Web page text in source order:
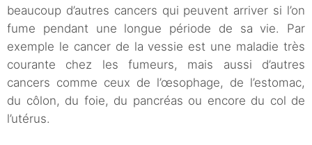
beaucoup d’autres cancers qui peuvent arriver si l’on
fume pendant une longue période de sa vie. Par
exemple le cancer de la vessie est une maladie très
courante chez les fumeurs, mais aussi d’autres
cancers comme ceux de l’œsophage, de l’estomac,
du côlon, du foie, du pancréas ou encore du col de
l’utérus.